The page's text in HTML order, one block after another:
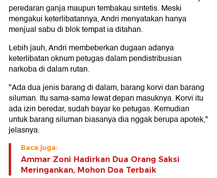
peredaran ganja maupun tembakau sintetis. Meski
mengakui keterlibatannya, Andri menyatakan hanya
menjual sabu di blok tempat ia ditahan.
Lebih jauh, Andri membeberkan dugaan adanya
keterlibatan oknum petugas dalam pendistribusian
narkoba di dalam rutan.
"Ada dua jenis barang di dalam, barang korvi dan barang
siluman. Itu sama-sama lewat depan masuknya. Korvi itu
ada izin beredar, sudah bayar ke petugas. Kemudian
untuk barang siluman biasanya dia nggak berupa apotek,"
jelasnya.
Baca juga:
Ammar Zoni Hadirkan Dua Orang Saksi
Meringankan, Mohon Doa Terbaik